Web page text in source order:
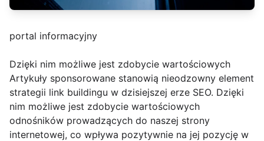
portal informacyjny
Dzięki nim możliwe jest zdobycie wartościowych
Artykuły sponsorowane stanowią nieodzowny element
strategii link buildingu w dzisiejszej erze SEO. Dzięki
nim możliwe jest zdobycie wartościowych
odnośników prowadzących do naszej strony
internetowej, co wpływa pozytywnie na jej pozycję w